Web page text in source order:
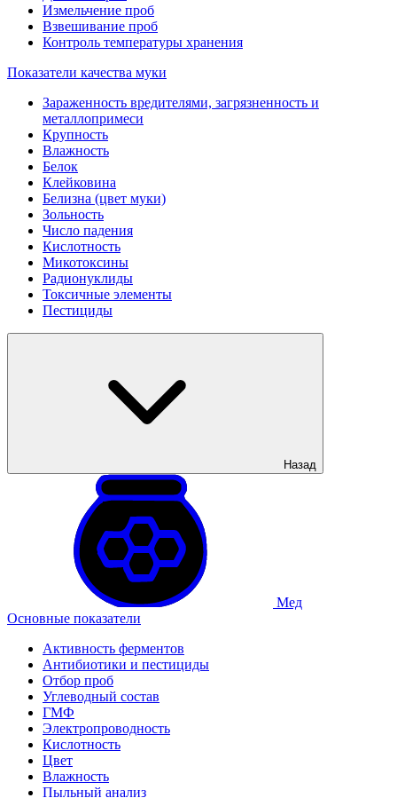
Измельчение проб
Взвешивание проб
Контроль температуры хранения
Показатели качества муки
Зараженность вредителями, загрязненность и
металлопримеси
Крупность
Влажность
Белок
Клейковина
Белизна (цвет муки)
Зольность
Число падения
Кислотность
Микотоксины
Радионуклиды
Токсичные элементы
Пестициды
Назад
Мед
Основные показатели
Активность ферментов
Антибиотики и пестициды
Отбор проб
Углеводный состав
ГМФ
Электропроводность
Кислотность
Цвет
Влажность
Пыльный анализ